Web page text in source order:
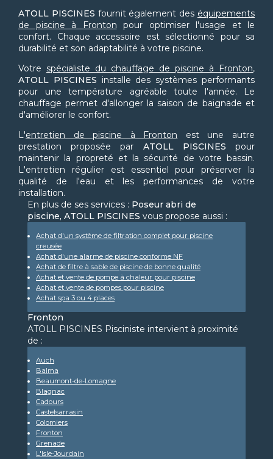
ATOLL PISCINES fournit également des équipements
de piscine à Fronton pour optimiser l'usage et le
confort. Chaque accessoire est sélectionné pour sa
durabilité et son adaptabilité à votre piscine.
Votre spécialiste du chauffage de piscine à Fronton,
ATOLL PISCINES installe des systèmes performants
pour une température agréable toute l'année. Le
chauffage permet d'allonger la saison de baignade et
d'améliorer le confort.
L'entretien de piscine à Fronton est une autre
prestation proposée par ATOLL PISCINES pour
maintenir la propreté et la sécurité de votre bassin.
L'entretien régulier est essentiel pour préserver la
qualité de l'eau et les performances de votre
installation.
En plus de ses services : Poseur abri de
piscine, ATOLL PISCINES vous propose aussi :
Achat d'un système de filtration complet pour piscine
creusée
Achat d'une alarme de piscine conforme NF
Achat de filtre à sable de piscine de bonne qualité
Achat et vente de pompe à chaleur pour piscine
Achat et vente de pompes pour piscine
Achat spa 3 ou 4 places
Fronton
ATOLL PISCINES Pisciniste intervient à proximité
de :
Auch
Balma
Beaumont-de-Lomagne
Blagnac
Cadours
Castelsarrasin
Colomiers
Fronton
Grenade
L'Isle-Jourdain